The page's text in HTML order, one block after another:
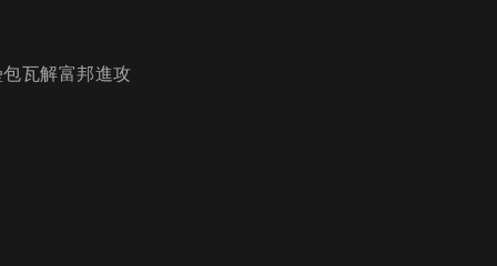
瓦解富邦進攻